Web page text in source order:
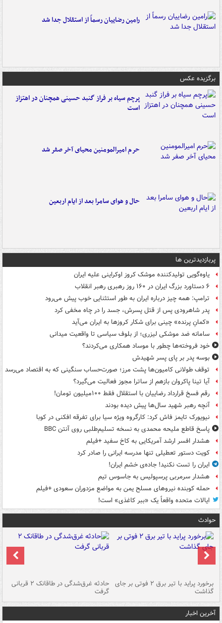
رامین رضاییان رسماً از استقلال جدا شد
برگزیده عکس
پرچم سیاه بر فراز گنبد حسینی همچنان در اهتزاز
است
حرم امیرالمومنین محیای آخر صفر شد
حال و هوای سامرا بعد از ایام اربعین
پربازدیدترین ها
یاوه‌گویی تولیدکننده موشک کروز اوکراینی علیه ایران
۶ دستاورد بزرگ ایران در ۱۶۰ روز رهبری رهبر انقلاب
ترامپ: همه چیز درباره ایران به طور استثنایی خوب پیش می‌رود
پدر شاهرودی پس از قتل پسرش، جسد را در چاه مخفی کرد
«کمانِ پرنده» چینی برای شکار کروزها به ایران می‌آید
سامانه ضد موشکی لیزری؛ از بلوف سیاسی تا واقعیت میدانی
خود فروخته‌ها چطور با موساد همکاری می‌کردند؟
بوسه‌ پدر بر پای پسر شهیدش
توقف طولانی کامیون‌ها پشت مرز؛ صورت‌حساب سنگینی که به اقتصاد می‌رسد
آیا تینا پاکروان بازهم از ساترا مجوز فعالیت می‌گیرد؟
رقم فسخ قرارداد رضاییان با استقلال فقط ۱۰۰میلیون تومان!
آنچه رهبر شهید سال‌ها پیش دیده بودند
نیویورک تایمز فاش کرد: کارگروه ویژه سیا برای تفرقه افکنی در کوبا
پاسخ قاطع ملیحه محمدی به نسخه تسلیم‌طلبی روی آنتن BBC
هشدار افسر ارشد آمریکایی به کاخ سفید +فیلم
کویت دستور تعطیلی تنها مدرسه ایرانی را صادر کرد
ایران را تست نکنید! جاده‌ی خشم ایران!
هشدار سرمربی پرسپولیس به جاسوس تیم
حمله کوبنده نیروهای مسلح یمن به مواضع مزدوران سعودی +فیلم
ایالات متحده واقعاً یک «ببر کاغذی» است!
حوادث
برخورد پراید با تیر برق ۲ فوتی بر جای
گذاشت
حادثه غرق‌شدگی در طاقانک ۲ قربانی
گرفت
آخرین اخبار